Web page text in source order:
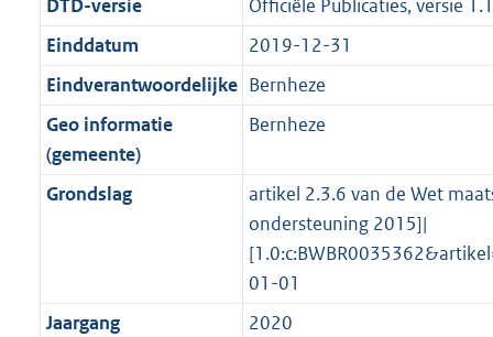
f
o
m
a
a
t
b
n
f
o
r
m
a
a
b
i
n
o
r
m
a
K
b
e
i
n
f
o
r
m
8
K
o
o
t
t
:
2
K
b
r
o
o
t
e
:
2
K
b
DTD-versie
Officiële Publicaties, versie 1.1
Einddatum
2019-12-31
Eindverantwoordelijke Bernheze
Geo informatie
(gemeente)
Bernheze
Grondslag
artikel 2.3.6 van de Wet
ondersteuning 2015]|
01-01
Jaargang
2020